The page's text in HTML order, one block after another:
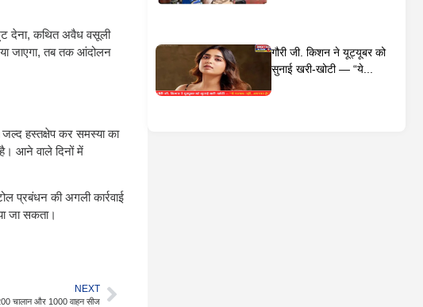
देना, कथित अवैध वसूली
जाएगा, तब तक आंदोलन
जल्द हस्तक्षेप कर समस्या का
आने वाले दिनों में
प्रबंधन की अगली कार्रवाई
जा सकता।
NEXT
चालान और 1000 वाहन सीज
गौरी जी. किशन ने यूट्यूबर को
सुनाई खरी-खोटी — “ये...